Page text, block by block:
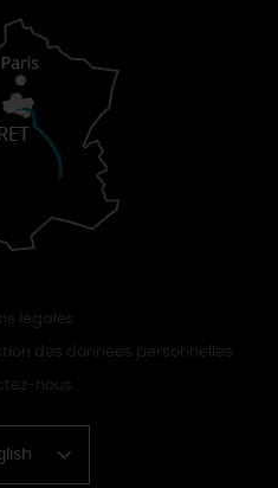
légales
des données personnelles
nous